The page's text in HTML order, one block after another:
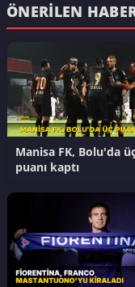
ÖNERILEN
Manisa FK, Bolu'da
puanı kaptı